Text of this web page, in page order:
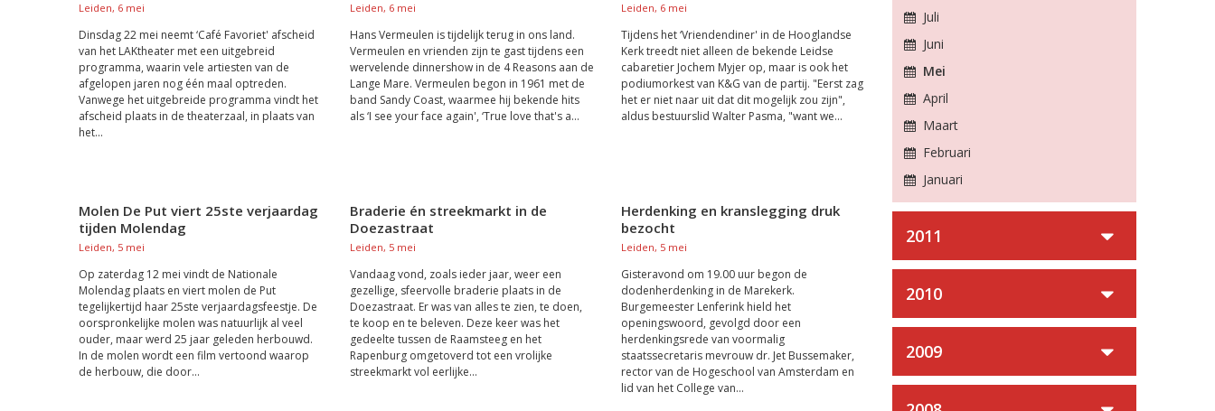
Leiden, 6 mei
Dinsdag 22 mei neemt ‘Café Favoriet' afscheid
van het LAKtheater met een uitgebreid
programma, waarin vele artiesten van de
afgelopen jaren nog één maal optreden.
Vanwege het uitgebreide programma vindt het
afscheid plaats in de theaterzaal, in plaats van
het...
Leiden, 6 mei
Hans Vermeulen is tijdelijk terug in ons land.
Vermeulen en vrienden zijn te gast tijdens een
wervelende dinnershow in de 4 Reasons aan de
Lange Mare. Vermeulen begon in 1961 met de
band Sandy Coast, waarmee hij bekende hits
als ‘I see your face again', ‘True love that's a...
Leiden, 6 mei
Tijdens het ‘Vriendendiner' in de Hooglandse
Kerk treedt niet alleen de bekende Leidse
cabaretier Jochem Myjer op, maar is ook het
podiumorkest van K&G van de partij. "Eerst zag
het er niet naar uit dat dit mogelijk zou zijn",
aldus bestuurslid Walter Pasma, "want we...
Molen De Put viert 25ste verjaardag
tijden Molendag
Leiden, 5 mei
Op zaterdag 12 mei vindt de Nationale
Molendag plaats en viert molen de Put
tegelijkertijd haar 25ste verjaardagsfeestje. De
oorspronkelijke molen was natuurlijk al veel
ouder, maar werd 25 jaar geleden herbouwd.
In de molen wordt een film vertoond waarop
de herbouw, die door...
Braderie én streekmarkt in de
Doezastraat
Leiden, 5 mei
Vandaag vond, zoals ieder jaar, weer een
gezellige, sfeervolle braderie plaats in de
Doezastraat. Er was van alles te zien, te doen,
te koop en te beleven. Deze keer was het
gedeelte tussen de Raamsteeg en het
Rapenburg omgetoverd tot een vrolijke
streekmarkt vol eerlijke...
Herdenking en kranslegging druk
bezocht
Leiden, 5 mei
Gisteravond om 19.00 uur begon de
dodenherdenking in de Marekerk.
Burgemeester Lenferink hield het
openingswoord, gevolgd door een
herdenkingsrede van voormalig
staatssecretaris mevrouw dr. Jet Bussemaker,
rector van de Hogeschool van Amsterdam en
lid van het College van...
Juli
Juni
Mei
April
Maart
Februari
Januari
2011
2010
2009